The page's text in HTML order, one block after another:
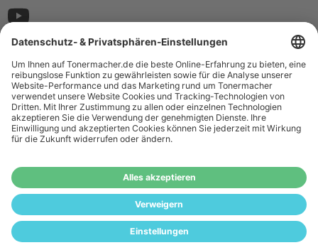
¹ Nur gültig für den Versand innerhalb Deutschlands. Befindet sich ein Warenwert
von mindestens 35€ (inkl. Mwst.) an Ampertec Artikeln in Ihrem Warenkorb, ist der
Versand für Sie kostenfrei.
Das Angebot von tonermacher.de richtet sich
nicht an Wiederverkäufer. Wenn Sie Wiederverkäufer sind,
registrieren Sie sich bitte in unserem Händler-Portal